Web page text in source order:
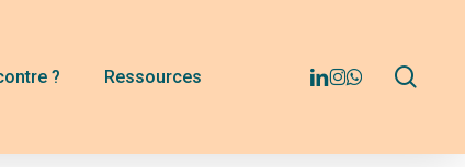
? Ressources linkedin
instagram
whatsapp